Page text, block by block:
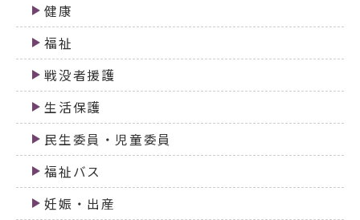
健康
福祉
戦没者援護
生活保護
民生委員・児童委員
福祉バス
妊娠・出産